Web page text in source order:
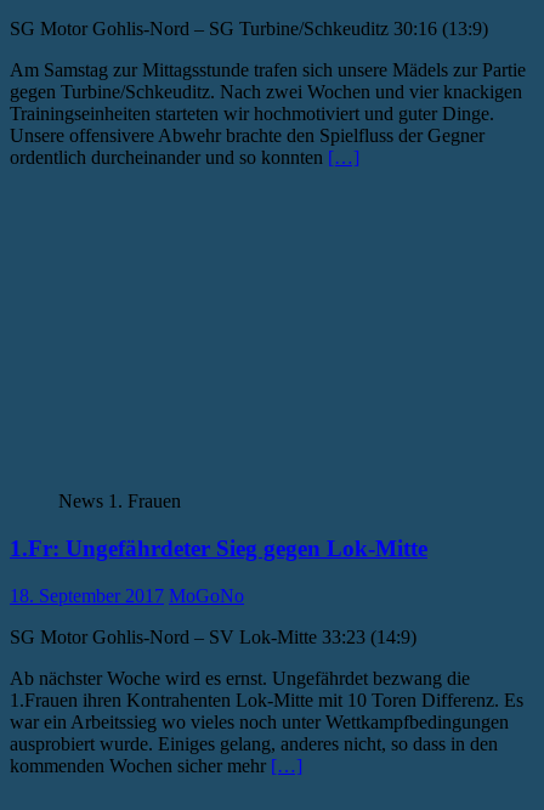
SG Motor Gohlis-Nord – SG Turbine/Schkeuditz 30:16 (13:9)
Am Samstag zur Mittagsstunde trafen sich unsere Mädels zur Partie
gegen Turbine/Schkeuditz. Nach zwei Wochen und vier knackigen
Trainingseinheiten starteten wir hochmotiviert und guter Dinge.
Unsere offensivere Abwehr brachte den Spielfluss der Gegner
ordentlich durcheinander und so konnten […]
News 1. Frauen
1.Fr: Ungefährdeter Sieg gegen Lok-Mitte
18. September 2017 MoGoNo
SG Motor Gohlis-Nord – SV Lok-Mitte 33:23 (14:9)
Ab nächster Woche wird es ernst. Ungefährdet bezwang die
1.Frauen ihren Kontrahenten Lok-Mitte mit 10 Toren Differenz. Es
war ein Arbeitssieg wo vieles noch unter Wettkampfbedingungen
ausprobiert wurde. Einiges gelang, anderes nicht, so dass in den
kommenden Wochen sicher mehr […]